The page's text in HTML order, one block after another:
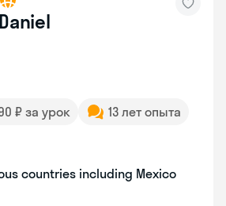
Daniel
₽ за урок
13 лет опыта
countries including Mexico